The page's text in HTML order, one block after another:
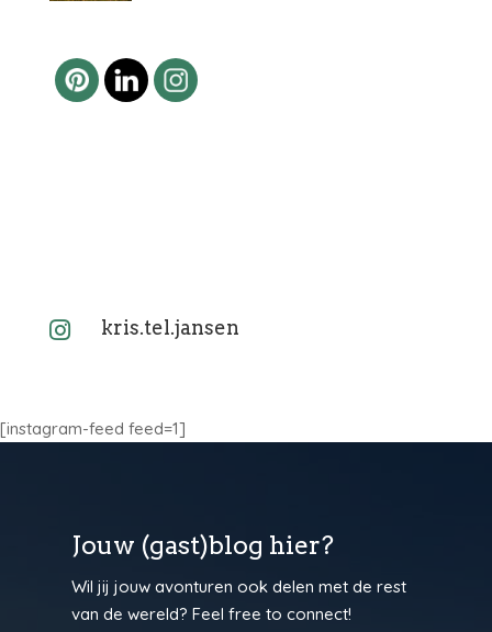
 kris.tel.jansen
[instagram-feed feed=1]
Jouw (gast)blog hier?
Wil jij jouw avonturen ook delen met de rest
van de wereld? Feel free to connect!